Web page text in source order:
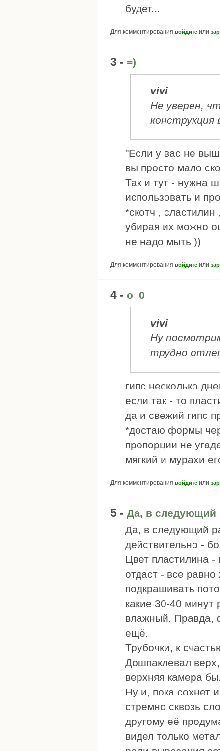
будет...
Для комментирования войдите или
3 - =)
vivi
Не уверен,
конструкция
"Если у вас не
вы просто мало
Так и тут - нужна
использовать и
*скотч ,
убирая их можно
не надо мыть ))
Для комментирования войдите или
4 - о_0
vivi
Ну
трудно
гипс несколько
если так - то
да и свежий гипс
*достаю формы
пропорции не
мягкий и мурахи
Для комментирования войдите или
5 - Да, в следующий
Да, в следующий
действительно -
Цвет пластилина -
отдаст - все
подкрашивать
какие 30-40 минут
влажный. Правда,
ещё.
Трубочки, к
Дошпаклевал
верхняя камера
Ну и, пока сохнет
стремно сквозь
другому её
видел только